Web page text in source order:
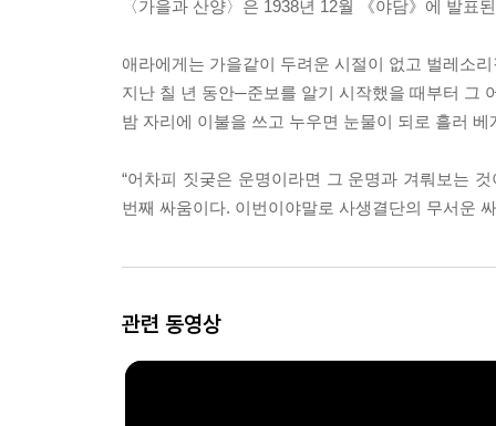
〈가을과 산양〉은 1938년 12월 《야담》에 발표
애라에게는 가을같이 두려운 시절이 없고 벌레소
지난 칠 년 동안─준보를 알기 시작했을 때부터 그
밤 자리에 이불을 쓰고 누우면 눈물이 되로 흘러
“어차피 짓궂은 운명이라면 그 운명과 겨뤄보는
번째 싸움이다. 이번이야말로 사생결단의 무서운
관련 동영상